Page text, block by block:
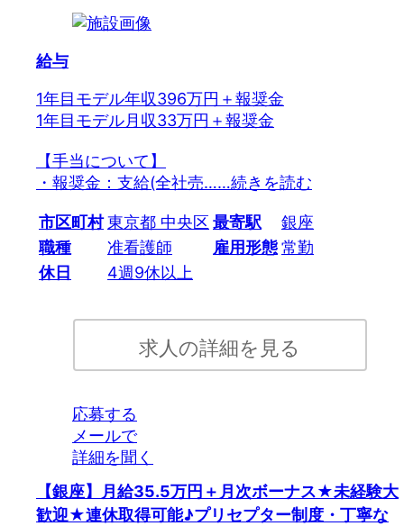
給与
1年目モデル年収396万円＋報奨金
1年目モデル月収33万円＋報奨金
【手当について】
・報奨金：支給(全社売……続きを読む
市区町村東京都 中央区 最寄駅
銀座
職種
准看護師 雇用形態常勤
休日
4週9休以上
求人の詳細を見る
応募する
メールで
詳細を聞く
【銀座】月給35.5万円＋月次ボーナス★未経験大
歓迎★連休取得可能♪プリセプター制度・丁寧な